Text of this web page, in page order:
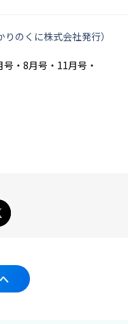
のくに株式会社発行）
号・8月号・ 11月号・